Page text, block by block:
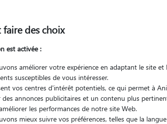
des choix
est activée :
améliorer votre expérience en adaptant le site et
susceptibles de vous intéresser.
vos centres d'intérêt potentiels, ce qui permet à
des annonces publicitaires et un contenu plus
les performances de notre site Web.
mieux suivre vos préférences, telles que la